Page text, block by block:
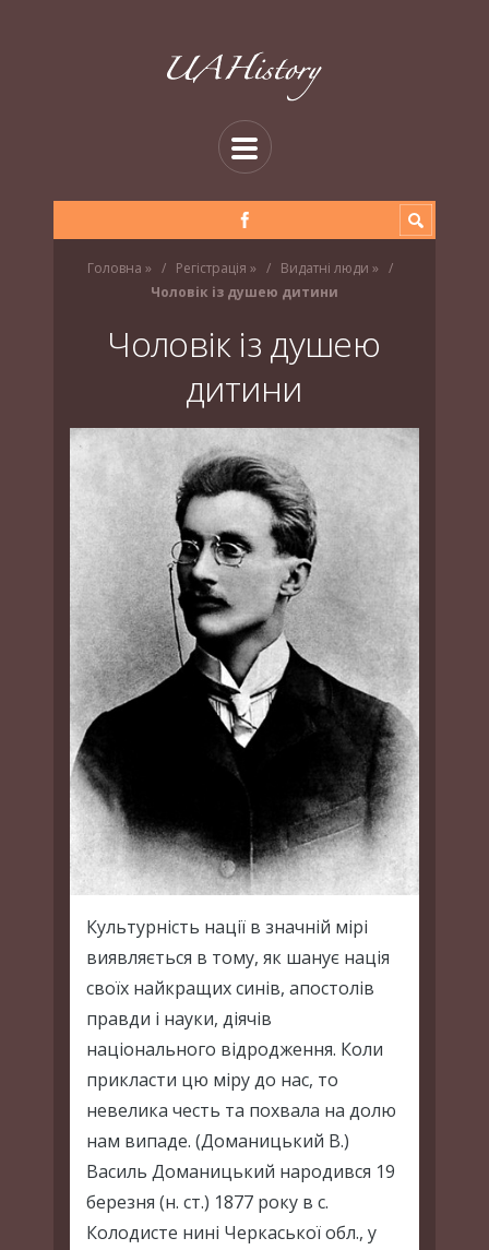
Головна » Регістрація » Видатні люди »
Чоловік із душею дитини
Чоловік із душею
дитини
Культурність нації в значній мірі
виявляється в тому, як шанує нація
своїх найкращих синів, апостолів
правди і науки, діячів
національного відродження. Коли
прикласти цю міру до нас, то
невелика честь та похвала на долю
нам випаде. (Доманицький В.)
Василь Доманицький народився 19
березня (н. ст.) 1877 року в с.
Колодисте нині Черкаської обл., у